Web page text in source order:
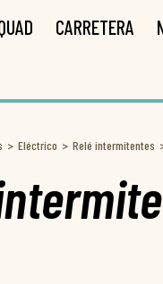
CARRETERA
Eléctrico Relé intermitentes